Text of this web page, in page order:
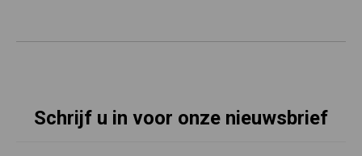
Schrijf u in voor onze nieuwsbrief